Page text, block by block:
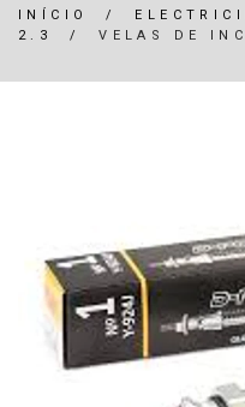
INÍCIO /
2.3
/VELAS DE